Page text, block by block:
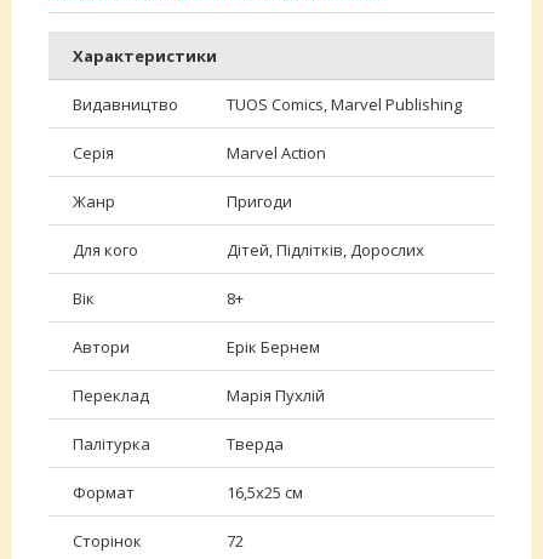
Характеристики
Видавництво TUOS Comics, Marvel Publishing
Серія Marvel Action
Жанр Пригоди
Для кого Дітей, Підлітків, Дорослих
Вік 8+
Автори Ерік Бернем
Переклад Марія Пухлій
Палітурка Тверда
Формат 16,5х25 см
Сторінок 72